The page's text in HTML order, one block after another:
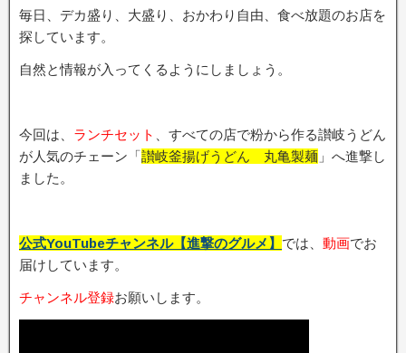
毎日、デカ盛り、大盛り、おかわり自由、食べ放題のお店を
探しています。
自然と情報が入ってくるようにしましょう。
今回は、 ランチセット
、すべての店で粉から作る讃岐うどん
が人気のチェーン「讃岐釜揚げうどん 丸亀製麺 」へ進撃し
ました。
公式YouTubeチャンネル【進撃のグルメ】 では、 動画でお
届けしています。
チャンネル登録お願いします。